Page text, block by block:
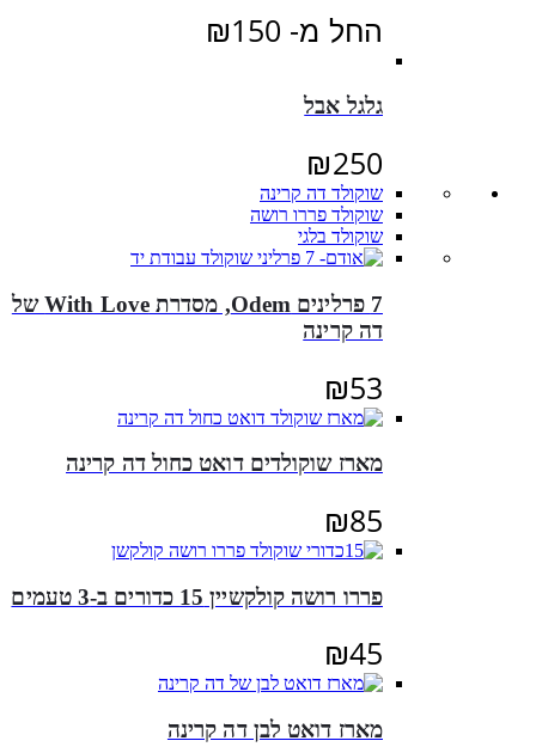
החל מ- ₪150
גלגל אבל
₪250
שוקולד דה קרינה
שוקולד פררו רושה
שוקולד בלגי
7 פרלינים Odem, מסדרת With Love של
דה קרינה
₪53
מארז שוקולדים דואט כחול דה קרינה
₪85
פררו רושה קולקשיין 15 כדורים ב-3 טעמים
₪45
מארז דואט לבן דה קרינה